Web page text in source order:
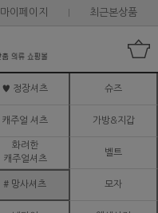
마이페이지 최근본상품
♥ 정장셔츠 슈즈
캐주얼 셔츠 가방&지갑
화려한
캐주얼셔츠
벨트
# 망사셔츠 모자